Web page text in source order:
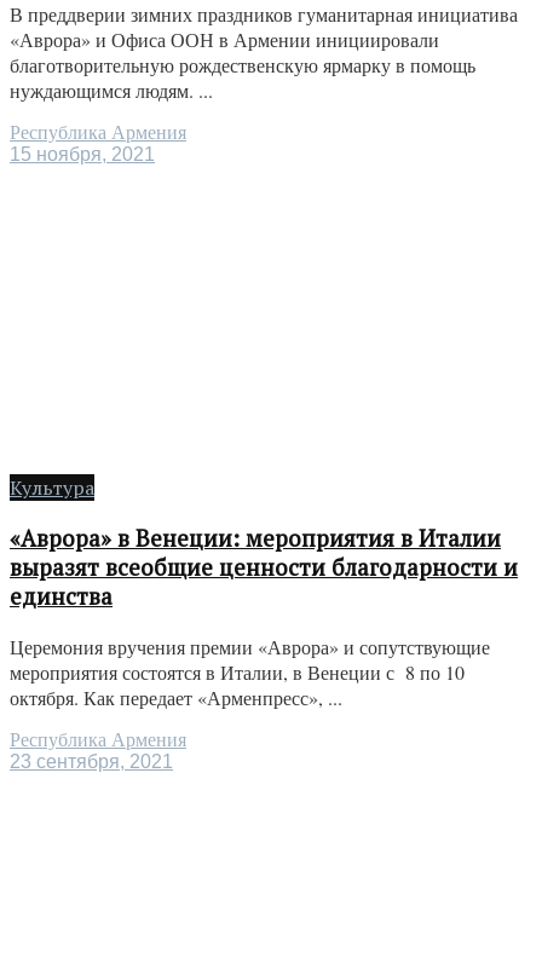
В преддверии зимних праздников гуманитарная инициатива
«Аврора» и Офиса ООН в Армении инициировали
благотворительную рождественскую ярмарку в помощь
нуждающимся людям. ...
Республика Армения
15 ноября, 2021
Культура
«Аврора» в Венеции: мероприятия в Италии
выразят всеобщие ценности благодарности и
единства
Церемония вручения премии «Аврора» и сопутствующие
мероприятия состоятся в Италии, в Венеции с 8 по 10
октября. Как передает «Арменпресс», ...
Республика Армения
23 сентября, 2021